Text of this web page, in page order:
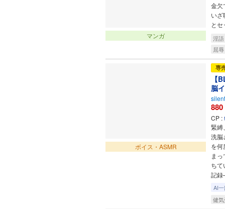
マンガ
金欠
いざ
と
淫語
屈辱
ボイス・ASMR
専
【
脳
880
CP :
緊縛
洗脳
を何
ま
ちて
記
AI
健